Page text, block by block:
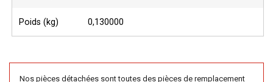
Poids (kg) 0,130000
Nos pièces détachées sont toutes des pièces de remplacement